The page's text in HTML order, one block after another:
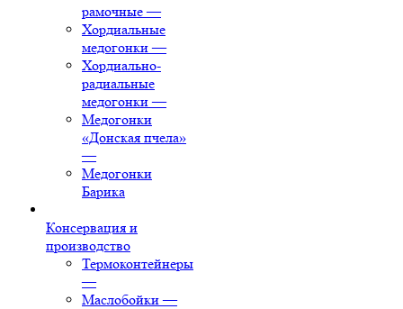
рамочные —
Хордиальные
медогонки —
Хордиально-
радиальные
медогонки —
Медогонки
«Донская пчела»
—
Медогонки
Барика
Консервация и
производство
Термоконтейнеры
—
Маслобойки —